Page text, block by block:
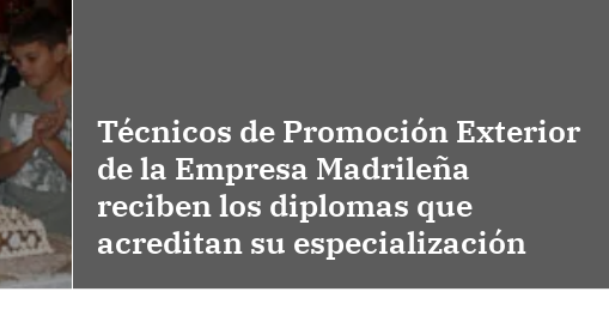
Técnicos de Promoción Exterior
de la Empresa Madrileña
reciben los diplomas que
acreditan su especialización